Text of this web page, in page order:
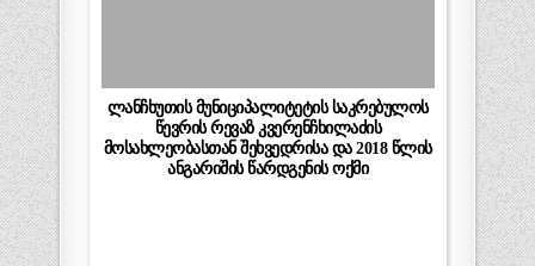
ლანჩხუთის მუნიციპალიტეტის საკრებულოს
წევრის რევაზ კვერენჩხილაძის
მოსახლეობასთან შეხვედრისა და 2018 წლის
ანგარიშის წარდგენის ოქმი